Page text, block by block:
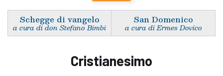
Schegge di vangelo
a cura di don Stefano Bimbi
San Domenico
a cura di Ermes Dovico
Cristianesimo